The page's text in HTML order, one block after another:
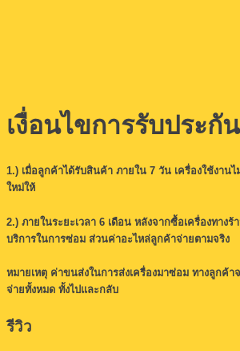
เงื่อนไขการรับประกัน
1.) เมื่อลูกค้าได้รับสินค้า ภายใน 7 วัน เครื่องใช้งานไ
ใหม่ให้
2.) ภายในระยะเวลา 6 เดือน หลังจากซื้อเครื่องทาง
บริการในการซ่อม ส่วนค่าอะไหล่ลูกค้าจ่ายตามจริง
หมายเหตุ ค่าขนส่งในการส่งเครื่องมาซ่อม ทางลูกค้
จ่ายทั้งหมด ทั้งไปและกลับ
รีวิว